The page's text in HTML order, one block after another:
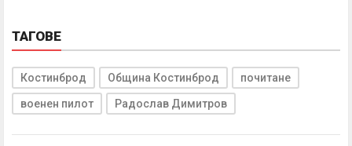
ТАГОВЕ
Костинброд Община Костинброд почитане
военен пилот Радослав Димитров